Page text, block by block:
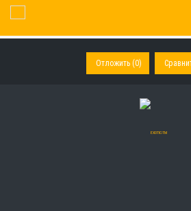
Отложить (0)
Toggle Navigation